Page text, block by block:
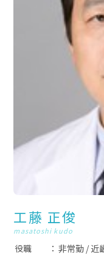
工藤 正俊
masatoshi kudo
役職
非常勤 / 近